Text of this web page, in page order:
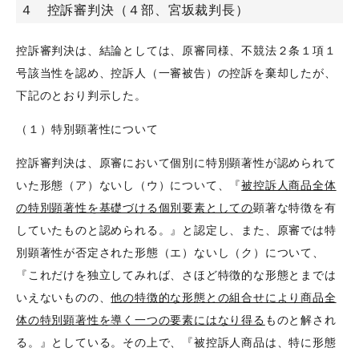
４ 控訴審判決（４部、宮坂裁判長）
控訴審判決は、結論としては、原審同様、不競法２条１項１
号該当性を認め、控訴人（一審被告）の控訴を棄却したが、
下記のとおり判示した。
（１）特別顕著性について
控訴審判決は、原審において個別に特別顕著性が認められて
いた形態（ア）ないし（ウ）について、『被控訴人商品全体
の特別顕著性を基礎づける個別要素としての顕著な特徴を有
していたものと認められる。』と認定し、また、原審では特
別顕著性が否定された形態（エ）ないし（ク）について、
『これだけを独立してみれば、さほど特徴的な形態とまでは
いえないものの、他の特徴的な形態との組合せにより商品全
体の特別顕著性を導く一つの要素にはなり得る ものと解され
る。』としている。その上で、『被控訴人商品は、特に形態